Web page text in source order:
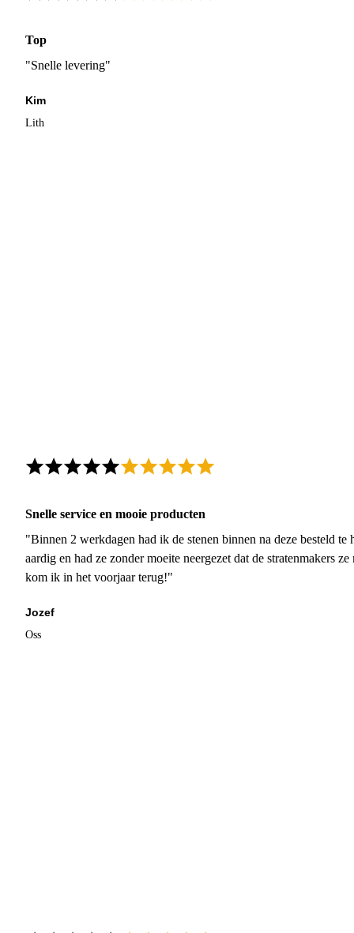
Top
"Snelle levering"
Kim
Lith
Snelle service en mooie producten
"Binnen 2 werkdagen had ik de stenen binnen na deze besteld
aardig en had ze zonder moeite neergezet dat de stratenmakers
kom ik in het voorjaar terug!"
Jozef
Oss